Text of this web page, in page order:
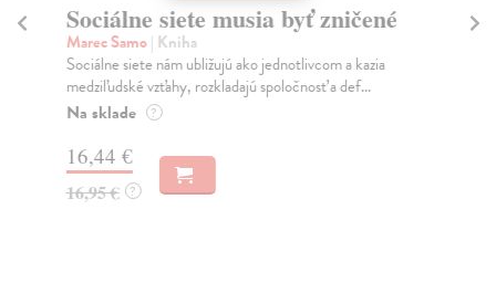
Sociálne siete musia byť zničené
Marec Samo| Kniha
Sociálne siete nám ubližujú ako jednotlivcom a kazia
medziľudské vzťahy, rozkladajú spoločnosť a def...
Na sklade ?
16,44 €
16,95 € ?